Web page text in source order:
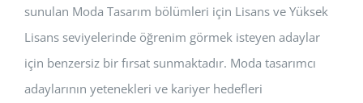
sunulan Moda Tasarım bölümleri için Lisans ve Yüksek
Lisans seviyelerinde öğrenim görmek isteyen adaylar
için benzersiz bir fırsat sunmaktadır. Moda tasarımcı
adaylarının yetenekleri ve kariyer hedefleri